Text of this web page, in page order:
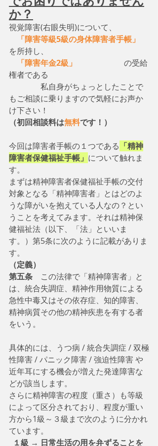
か？
視覚障害(右眼失明)について、
「障害等級5級の身体障害者手帳」
を所持し、
「障害年金2級」
の受給
権者である
私自身がちょっとしたことで
もご相談に乗りますので気軽にお声か
け下さい！
（初回相談料は無料です！）
今回は障害者手帳の１つである 「精神
障害者保健福祉手帳」 について触れま
す。
まずは精神障害者保健福祉手帳の交付
対象となる「精神障害者」とはどのよ
うな障がいを抱えている人なの？とい
うことを考えてみます。それは精神保
健福祉法（以下、「法」といいま
す。）第5条に次のように記載がありま
す。
（定義）
第五条 この法律で「精神障害者」と
は、統合失調症、精神作用物質による
急性中毒又はその依存症、知的障害、
精神病質その他の精神疾患を有する者
をいう。
具体的には、うつ病 / 統合失調症 / 双極
性障害 / パニック障害 / 強迫性障害 や
近年耳にする機会が増えた発達障害な
どが該当します。
さらに精神障害の程度（重さ）も等級
によって区分されており、程度が重い
方から1級～３級まで次のように分かれ
ています。
１級 → 日常生活の用を弁ずることを